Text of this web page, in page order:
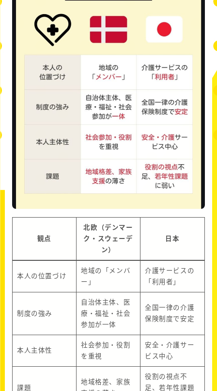
観点
北欧（デンマー
ク・スウェーデ
ン）
日本
本人の位置づけ
地域の「メンバ
ー」
介護サービスの
「利用者」
制度の強み
自治体主体、医
療・福祉・社会
参加が一体
全国一律の介護
保険制度で安定
本人主体性
社会参加・役割
を重視
安全・介護サー
ビス中心
課題
地域格差、家族
役割の視点不
足、若年性課題